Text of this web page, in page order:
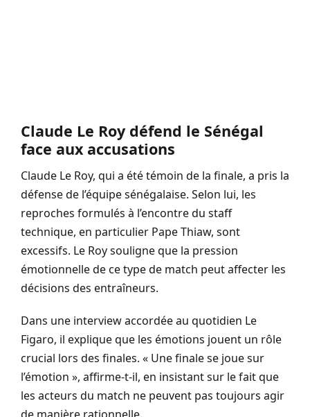
Claude Le Roy défend le Sénégal
face aux accusations
Claude Le Roy, qui a été témoin de la finale, a pris la
défense de l’équipe sénégalaise. Selon lui, les
reproches formulés à l’encontre du staff
technique, en particulier Pape Thiaw, sont
excessifs. Le Roy souligne que la pression
émotionnelle de ce type de match peut affecter les
décisions des entraîneurs.
Dans une interview accordée au quotidien Le
Figaro, il explique que les émotions jouent un rôle
crucial lors des finales. « Une finale se joue sur
l’émotion », affirme-t-il, en insistant sur le fait que
les acteurs du match ne peuvent pas toujours agir